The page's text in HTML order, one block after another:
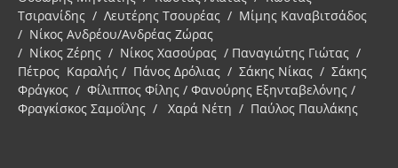
Τσιρανίδης / Λευτέρης Τσουρέας / Μίμης Καναβιτσάδος
/ Νίκος Ανδρέου/Ανδρέας Ζώρας
/ Νίκος Ζέρης / Νίκος Χασούρας / Παναγιώτης Γιώτας /
Πέτρος Καραλής / Πάνος Δρόλιας / Σάκης Νίκας / Σάκης
Φράγκος / Φίλιππος Φίλης / Φανούρης Εξηνταβελόνης /
Φραγκίσκος Σαμοΐλης / Χαρά Νέτη / Παύλος Παυλάκης